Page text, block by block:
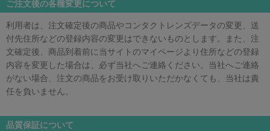
ご注文後の各種変更について
利用者は、注文確定後の商品やコンタクトレンズデータの変更、送
付先住所などの登録内容の変更はできないものとします。また、注
文確定後、商品到着前に当サイトのマイページより住所などの登録
内容を変更した場合は、必ず当社へご連絡ください。当社へご連絡
がない場合、注文の商品をお受け取りいただかなくても、当社は責
任を負いません。
品質保証について